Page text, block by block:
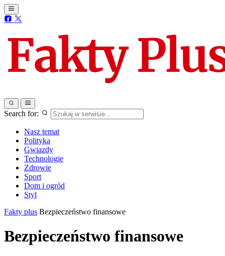
Search for:
Nasz temat
Polityka
Gwiazdy
Technologie
Zdrowie
Sport
Dom i ogród
Styl
Fakty plus Bezpieczeństwo finansowe
Bezpieczeństwo finansowe